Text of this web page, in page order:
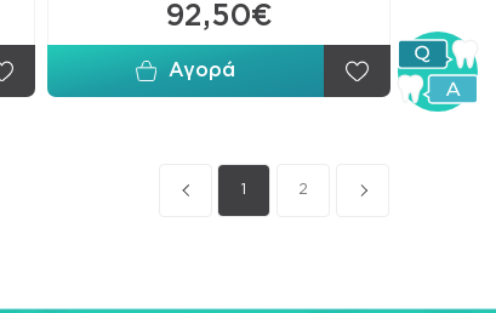
92,50€
Αγορά
1 2